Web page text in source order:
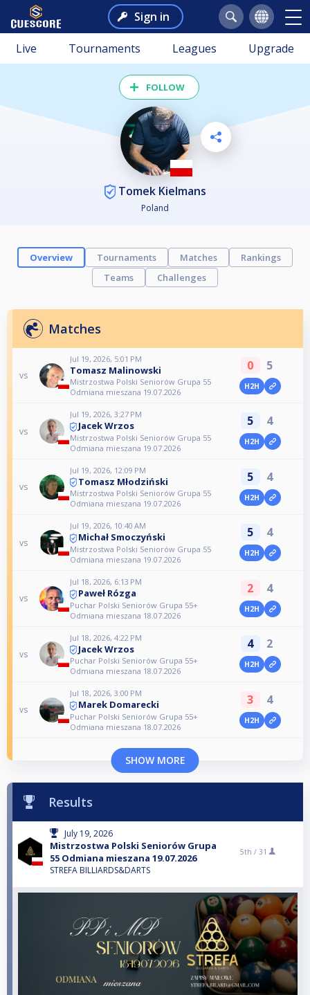
Sign in
Live Tournaments Leagues Upgrade
FOLLOW
Tomek Kielmans
Poland
Overview Tournaments Matches
Rankings
Teams
Challenges
Matches
vs
Jul 19, 2026, 5:01 PM
Tomasz Malinowski
Mistrzostwa Polski Seniorów Grupa 55
Odmiana mieszana 19.07.2026
0 5
H2H
vs
Jul 19, 2026, 3:27 PM
Jacek Wrzos
Mistrzostwa Polski Seniorów Grupa 55
Odmiana mieszana 19.07.2026
5 4
H2H
vs
Jul 19, 2026, 12:09 PM
Tomasz Młodziński
Mistrzostwa Polski Seniorów Grupa 55
Odmiana mieszana 19.07.2026
5 4
H2H
vs
Jul 19, 2026, 10:40 AM
Michał Smoczyński
Mistrzostwa Polski Seniorów Grupa 55
Odmiana mieszana 19.07.2026
5 4
H2H
vs
Jul 18, 2026, 6:13 PM
Paweł Rózga
Puchar Polski Seniorów Grupa 55+
Odmiana mieszana 18.07.2026
2 4
H2H
vs
Jul 18, 2026, 4:22 PM
Jacek Wrzos
Puchar Polski Seniorów Grupa 55+
Odmiana mieszana 18.07.2026
4 2
H2H
vs
Jul 18, 2026, 3:00 PM
Marek Domarecki
Puchar Polski Seniorów Grupa 55+
Odmiana mieszana 18.07.2026
3 4
H2H
SHOW MORE
Results
July 19, 2026
Mistrzostwa Polski Seniorów Grupa
55 Odmiana mieszana 19.07.2026
STREFA BILLIARDS&DARTS
5th / 31